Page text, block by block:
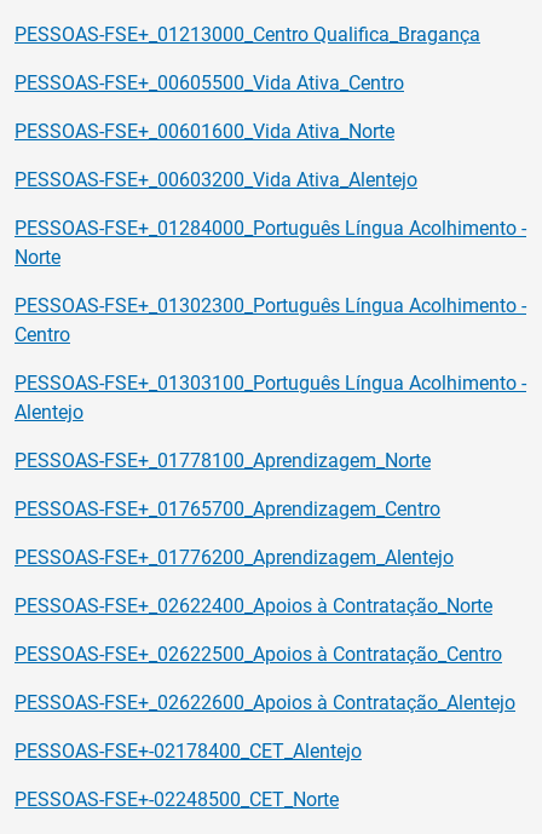
PESSOAS-FSE+_01213000_Centro Qualifica_Bragança
PESSOAS-FSE+_00605500_Vida Ativa_Centro
PESSOAS-FSE+_00601600_Vida Ativa_Norte
PESSOAS-FSE+_00603200_Vida Ativa_Alentejo
PESSOAS-FSE+_01284000_Português Língua Acolhimento -
Norte
PESSOAS-FSE+_01302300_Português Língua Acolhimento -
Centro
PESSOAS-FSE+_01303100_Português Língua Acolhimento -
Alentejo
PESSOAS-FSE+_01778100_Aprendizagem_Norte
PESSOAS-FSE+_01765700_Aprendizagem_Centro
PESSOAS-FSE+_01776200_Aprendizagem_Alentejo
PESSOAS-FSE+_02622400_Apoios à Contratação_Norte
PESSOAS-FSE+_02622500_Apoios à Contratação_Centro
PESSOAS-FSE+_02622600_Apoios à Contratação_Alentejo
PESSOAS-FSE+-02178400_CET_Alentejo
PESSOAS-FSE+-02248500_CET_Norte